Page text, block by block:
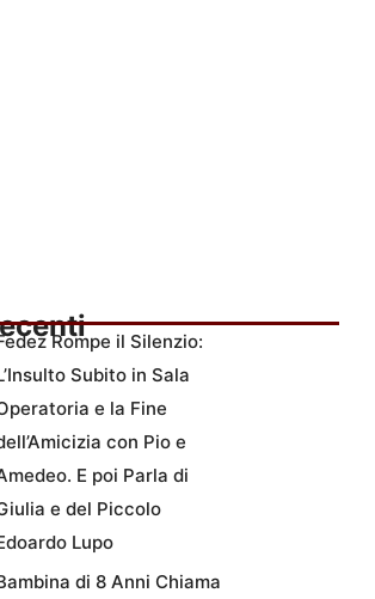
Rompe il Silenzio:
Subito in Sala
e la Fine
con Pio e
E poi Parla di
e del Piccolo
Lupo
di 8 Anni Chiama